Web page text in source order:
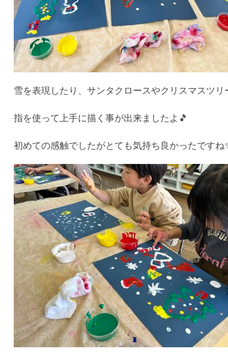
雪を表現したり、サンタクロースやクリスマスツリ
指を使って上手に描く事が出来ましたよ🎵
初めての感触でしたがとても気持ち良かったですね